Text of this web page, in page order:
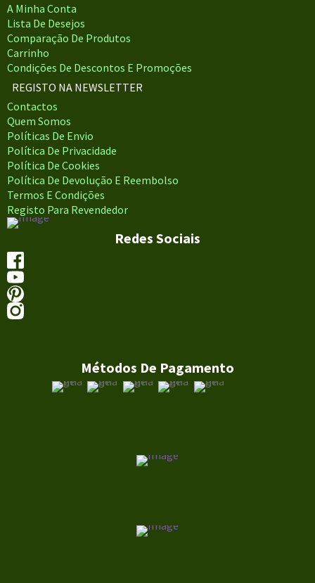
A Minha Conta
Lista De Desejos
Comparação De Produtos
Carrinho
Condições De Descontos E Promoções
REGISTO NA NEWSLETTER
Contactos
Quem Somos
Políticas De Envio
Política De Privacidade
Política De Cookies
Política De Devolução E Reembolso
Termos E Condições
Registo Para Revendedor
Redes Sociais
Métodos De Pagamento